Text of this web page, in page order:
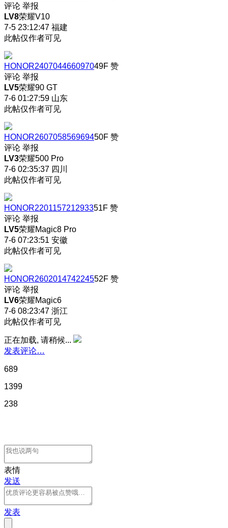
评论 举报
LV8荣耀V10
7-5 23:12:47 福建
此帖仅作者可见
HONOR240704466097049F 赞
评论 举报
LV5荣耀90 GT
7-6 01:27:59 山东
此帖仅作者可见
HONOR260705856969450F 赞
评论 举报
LV3荣耀500 Pro
7-6 02:35:37 四川
此帖仅作者可见
HONOR220115721293351F 赞
评论 举报
LV5荣耀Magic8 Pro
7-6 07:23:51 安徽
此帖仅作者可见
HONOR260201474224552F 赞
评论 举报
LV6荣耀Magic6
7-6 08:23:47 浙江
此帖仅作者可见
正在加载, 请稍候...
发表评论…
689
1399
238
表情
发送
发表